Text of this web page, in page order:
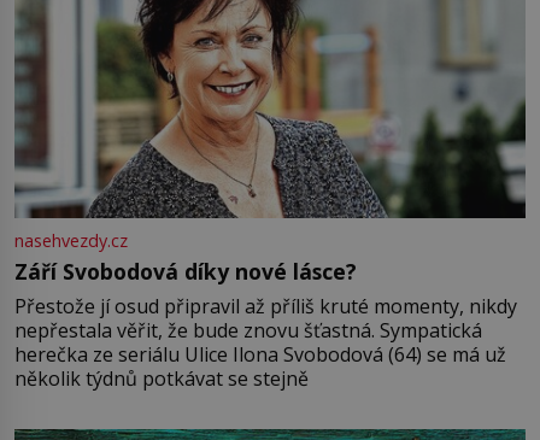
nasehvezdy.cz
Září Svobodová díky nové lásce?
Přestože jí osud připravil až příliš kruté momenty, nikdy
nepřestala věřit, že bude znovu šťastná. Sympatická
herečka ze seriálu Ulice Ilona Svobodová (64) se má už
několik týdnů potkávat se stejně